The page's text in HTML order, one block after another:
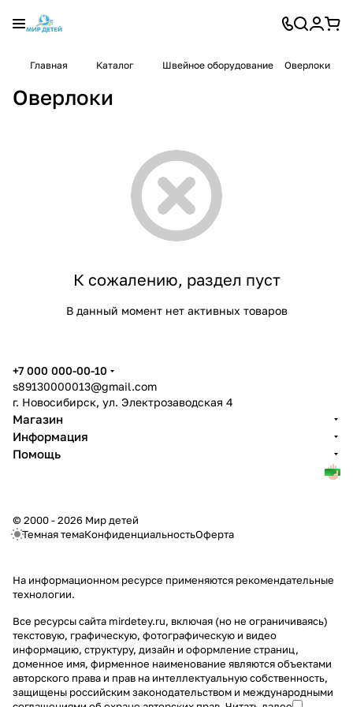
Главная Каталог Швейное оборудование Оверлоки
Оверлоки
К сожалению, раздел пуст
В данный момент нет активных товаров
+7 000 000-00-10
s89130000013@gmail.com
г. Новосибирск, ул. Электрозаводская 4
Магазин
Информация
Помощь
© 2000 - 2026 Мир детей
Темная темаКонфиденциальностьОферта
На информационном ресурсе применяются рекомендательные
технологии.
Все ресурсы сайта mirdetey.ru, включая (но не ограничиваясь)
текстовую, графическую, фотографическую и видео
информацию, структуру, дизайн и оформление страниц,
доменное имя, фирменное наименование являются объектами
авторского права и прав на интеллектуальную собственность,
защищены российским законодательством и международными